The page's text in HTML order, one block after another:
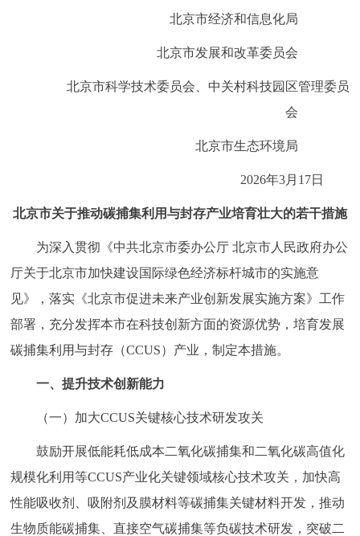
北京概况 十六区概览 人文北京
ENGLISH 한국어 日本語
DEUTSCH FRANÇAIS РУССКИЙ ЯЗЫК
ITALIANO
北京市经济和信息化局
北京市发展和改革委员会
北京市科学技术委员会、中关村科技园区管理委员
会
北京市生态环境局
2026年3月17日
北京市关于推动碳捕集利用与封存产业培育壮大的若干措施
为深入贯彻《中共北京市委办公厅 北京市人民政府办公
厅关于北京市加快建设国际绿色经济标杆城市的实施意
见》，落实《北京市促进未来产业创新发展实施方案》工作
部署，充分发挥本市在科技创新方面的资源优势，培育发展
碳捕集利用与封存（CCUS）产业，制定本措施。
一、提升技术创新能力
（一）加大CCUS关键核心技术研发攻关
鼓励开展低能耗低成本二氧化碳捕集和二氧化碳高值化
规模化利用等CCUS产业化关键领域核心技术攻关，加快高
性能吸收剂、吸附剂及膜材料等碳捕集关键材料开发，推动
生物质能碳捕集、直接空气碳捕集等负碳技术研发，突破二